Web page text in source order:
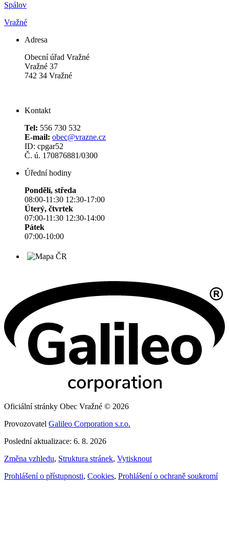
Spálov
Vražné
Adresa
Obecní úřad Vražné
Vražné 37
742 34 Vražné
Kontakt
Tel: 556 730 532
E-mail: obec@vrazne.cz
ID: cpgar52
Č. ú. 170876881/0300
Úřední hodiny
Pondělí, středa
08:00-11:30 12:30-17:00
Úterý, čtvrtek
07:00-11:30 12:30-14:00
Pátek
07:00-10:00
Oficiální stránky Obec Vražné © 2026
Provozovatel Galileo Corporation s.r.o.
Poslední aktualizace: 6. 8. 2026
Změna vzhledu, Struktura stránek, Vytisknout
Prohlášení o přístupnosti, Cookies, Prohlášení o ochraně soukromí